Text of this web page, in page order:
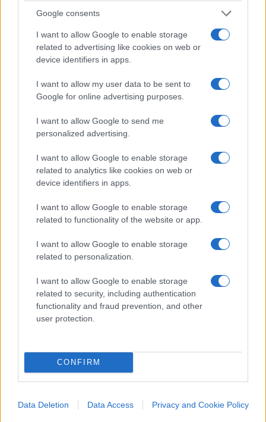
Google consents
I want to allow Google to enable storage
related to advertising like cookies on web or
device identifiers in apps.
I want to allow my user data to be sent to
Google for online advertising purposes.
I want to allow Google to send me
personalized advertising.
I want to allow Google to enable storage
related to analytics like cookies on web or
device identifiers in apps.
I want to allow Google to enable storage
related to functionality of the website or app.
I want to allow Google to enable storage
related to personalization.
I want to allow Google to enable storage
related to security, including authentication
functionality and fraud prevention, and other
user protection.
CONFIRM
Data Deletion Data Access Privacy and Cookie Policy
chissà cosa. Già, che cosa? E fu solo una
maldicenza quella che insinuava direttive
puntuali, mattutine da Pechino? “Ah, il Nobel
Parisi ci faceva le stime dei morti”. Se le faceva
come quelle climatiche, stiamo freschi. Un Fisico,
non uno statistico e men che meno un medico, un
virologo (serio, non un promotore di siringhe).
Questa della impreparazione totale, della
inadeguatezza totale del suo governo è
, ma Conte si
comporta come chi sa che, in fondo, è tutta una
recita, che nessuno lo metterà davvero all’angolo.